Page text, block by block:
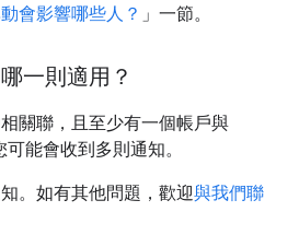
會影響哪些人？ 」一節。
一則適用？
關聯，且至少有一個帳戶與
能會收到多則通知。
。如有其他問題，歡迎與我們聯